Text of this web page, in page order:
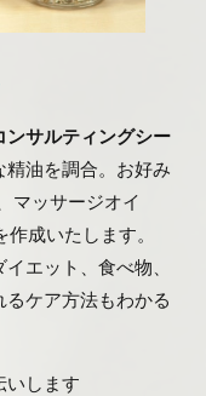
ンサルティングシー
油を調合。お好み
マッサージオイ
成いたします。
エット、食べ物、
ケア方法もわかる
いします